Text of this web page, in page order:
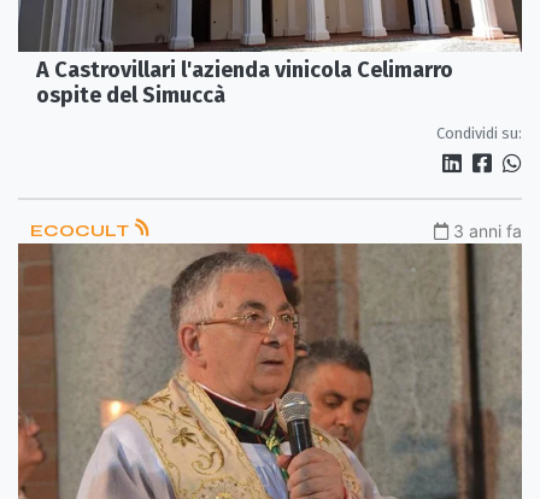
A Castrovillari l'azienda vinicola Celimarro
ospite del Simuccà
Condividi su:
ECOCULT 3 anni fa